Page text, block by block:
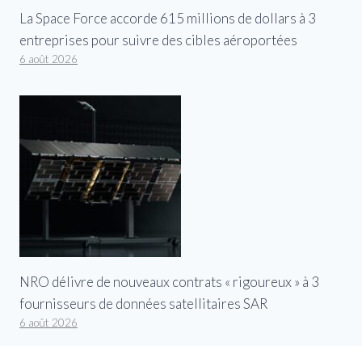
La Space Force accorde 615 millions de dollars à 3
entreprises pour suivre des cibles aéroportées
6 août 2026
NRO délivre de nouveaux contrats « rigoureux » à 3
fournisseurs de données satellitaires SAR
6 août 2026